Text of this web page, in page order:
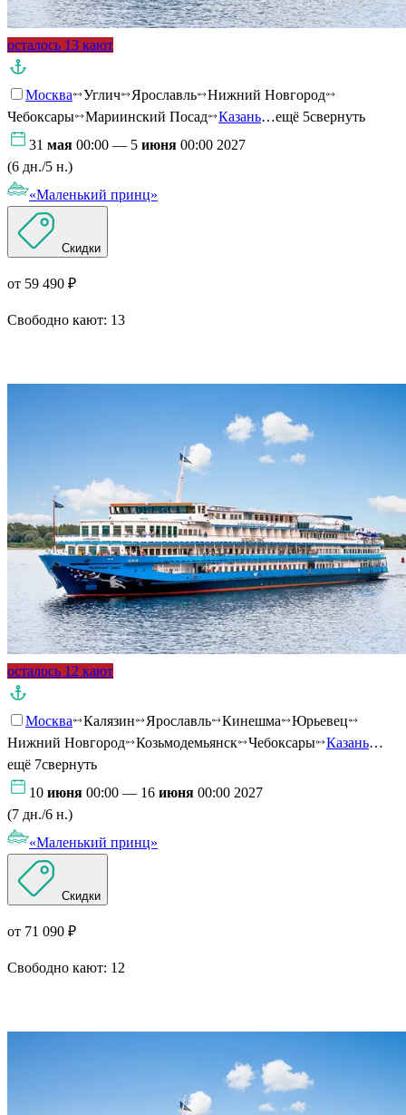
осталось 13 кают
Москва Углич Ярославль
Нижний Новгород
Чебоксары
Мариинский Посад Казань…ещё 5свернуть
31 мая 00:00 — 5 июня 00:00 2027
(6 дн./5 н.)
«Маленький принц»
Скидки
от 59 490 ₽
Свободно кают: 13
осталось 12 кают
Москва Калязин Ярославль Кинешма
Юрьевец
Нижний Новгород
Козьмодемьянск Чебоксары Казань…
ещё 7свернуть
10 июня 00:00 — 16 июня 00:00 2027
(7 дн./6 н.)
«Маленький принц»
Скидки
от 71 090 ₽
Свободно кают: 12